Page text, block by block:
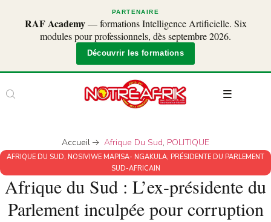
PARTENAIRE
RAF Academy— formations Intelligence Artificielle. Six
modules pour professionnels, dès septembre 2026.
Découvrir les formations
Accueil Afrique Du Sud, POLITIQUE
AFRIQUE DU SUD, NOSIVIWE MAPISA- NGAKULA, PRÉSIDENTE DU PARLEMENT
SUD-AFRICAIN
Afrique du Sud : L’ex-présidente du
Parlement inculpée pour corruption